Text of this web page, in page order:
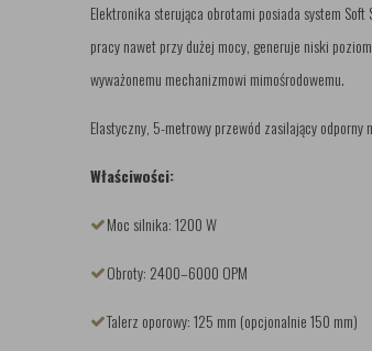
Elektronika sterująca obrotami posiada system
pracy nawet przy dużej mocy, generuje niski
wyważonemu mechanizmowi mimośrodowemu.
Elastyczny, 5-metrowy przewód zasilający
Właściwości:
Moc silnika: 1200 W
Obroty: 2400–6000 OPM
Talerz oporowy: 125 mm (opcjonalnie 150 mm)